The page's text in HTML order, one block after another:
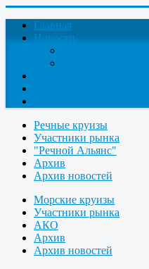
Главная
Новости
Речные круизы
Участники рынка
"Речной Альянс"
Архив
Архив новостей
Морские круизы
Участники рынка
АКО
Архив
Архив новостей